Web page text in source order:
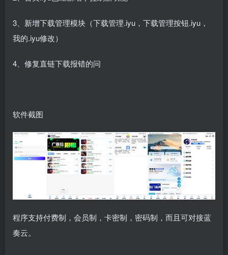
3、新增下载管理模块（下载管理.iyu，下载管理按钮.iyu，
我的.iyu修改）
4、修复直链下载报错的问
软件截图
程序支持付费制，会员制，卡密制，密码制，而且可对接蓝
奏云。